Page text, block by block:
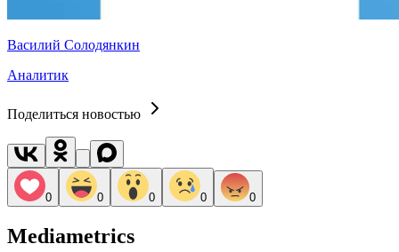
Василий Солодянкин
Аналитик
Поделиться новостью
0 0 0 0 0
Mediametrics